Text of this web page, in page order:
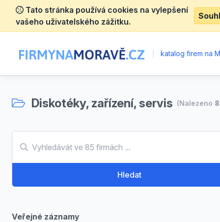
Tato stránka používá cookies na vylepšení
vašeho uživatelského zážitku.
katalog firem na
Diskotéky, zařízení, servis (Nalezeno
Hledat
Veřejné záznamy